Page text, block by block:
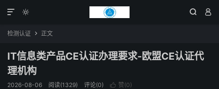
  

检测认证  正文
IT信息类产品CE认证办理要求-欧盟CE认证代
理机构
2026-08-06 阅读(1329) 评论(0)  赞(0)